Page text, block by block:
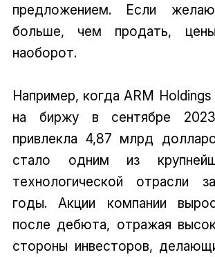
предложением. Если
больше, чем продать,
наоборот.
Например, когда ARM
на биржу в сентябре
привлекла 4,87 млрд
стало одним из
технологической отрасли
годы. Акции компании
после дебюта, отражая
стороны инвесторов,